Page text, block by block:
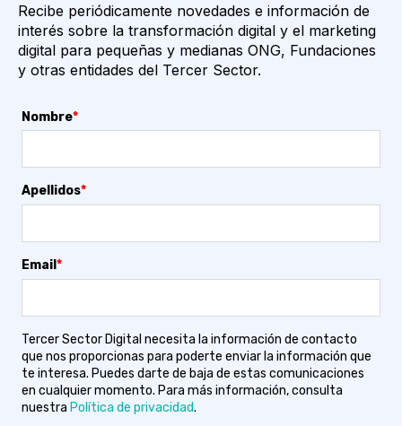
Recibe periódicamente novedades e información de
interés sobre la transformación digital y el marketing
digital para pequeñas y medianas ONG, Fundaciones
y otras entidades del Tercer Sector.
Nombre*
Apellidos*
Email *
Tercer Sector Digital necesita la información de contacto
que nos proporcionas para poderte enviar la información que
te interesa. Puedes darte de baja de estas comunicaciones
en cualquier momento. Para más información, consulta
nuestra Política de privacidad.